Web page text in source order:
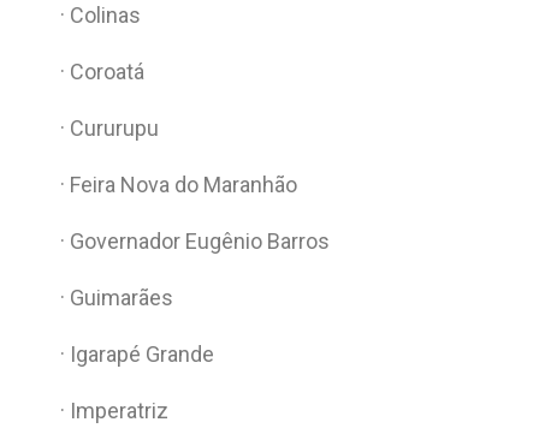
· Colinas
· Coroatá
· Cururupu
· Feira Nova do Maranhão
· Governador Eugênio Barros
· Guimarães
· Igarapé Grande
· Imperatriz